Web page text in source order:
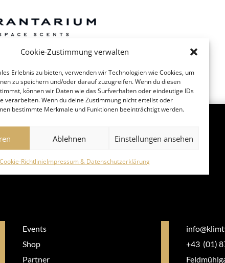
Cookie-Zustimmung verwalten
Erlebnis zu bieten, verwenden wir Technologien wie Cookies, um
zu speichern und/oder darauf zuzugreifen. Wenn du diesen
können wir Daten wie das Surfverhalten oder eindeutige IDs
verarbeiten. Wenn du deine Zustimmung nicht erteilst oder
bestimmte Merkmale und Funktionen beeinträchtigt werden.
Ablehnen Einstellungen ansehen
Cookie-RichtlinieImpressum & Datenschutzerklärung
Events
Shop
Partner
+43 (01)